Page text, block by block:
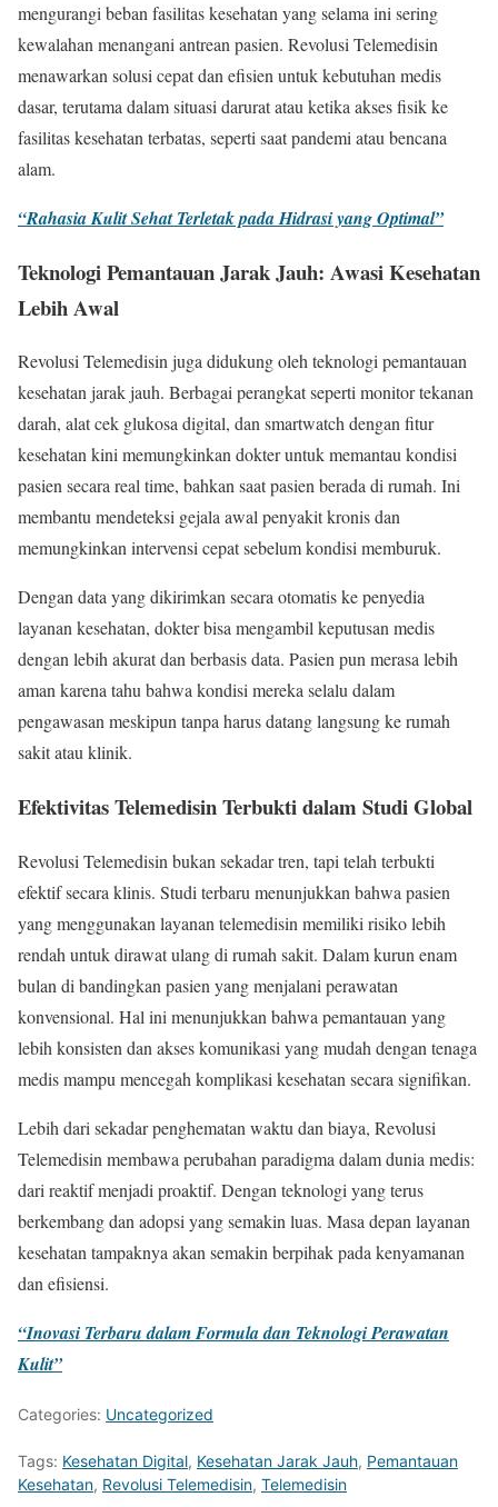
mengurangi beban fasilitas kesehatan yang selama ini sering
kewalahan menangani antrean pasien. Revolusi Telemedisin
menawarkan solusi cepat dan efisien untuk kebutuhan medis
dasar, terutama dalam situasi darurat atau ketika akses fisik ke
fasilitas kesehatan terbatas, seperti saat pandemi atau bencana
alam.
“Rahasia Kulit Sehat Terletak pada Hidrasi yang Optimal”
Teknologi Pemantauan Jarak Jauh: Awasi Kesehatan
Lebih Awal
Revolusi Telemedisin juga didukung oleh teknologi pemantauan
kesehatan jarak jauh. Berbagai perangkat seperti monitor tekanan
darah, alat cek glukosa digital, dan smartwatch dengan fitur
kesehatan kini memungkinkan dokter untuk memantau kondisi
pasien secara real time, bahkan saat pasien berada di rumah. Ini
membantu mendeteksi gejala awal penyakit kronis dan
memungkinkan intervensi cepat sebelum kondisi memburuk.
Dengan data yang dikirimkan secara otomatis ke penyedia
layanan kesehatan, dokter bisa mengambil keputusan medis
dengan lebih akurat dan berbasis data. Pasien pun merasa lebih
aman karena tahu bahwa kondisi mereka selalu dalam
pengawasan meskipun tanpa harus datang langsung ke rumah
sakit atau klinik.
Efektivitas Telemedisin Terbukti dalam Studi Global
Revolusi Telemedisin bukan sekadar tren, tapi telah terbukti
efektif secara klinis. Studi terbaru menunjukkan bahwa pasien
yang menggunakan layanan telemedisin memiliki risiko lebih
rendah untuk dirawat ulang di rumah sakit. Dalam kurun enam
bulan di bandingkan pasien yang menjalani perawatan
konvensional. Hal ini menunjukkan bahwa pemantauan yang
lebih konsisten dan akses komunikasi yang mudah dengan tenaga
medis mampu mencegah komplikasi kesehatan secara signifikan.
Lebih dari sekadar penghematan waktu dan biaya, Revolusi
Telemedisin membawa perubahan paradigma dalam dunia medis:
dari reaktif menjadi proaktif. Dengan teknologi yang terus
berkembang dan adopsi yang semakin luas. Masa depan layanan
kesehatan tampaknya akan semakin berpihak pada kenyamanan
dan efisiensi.
“Inovasi Terbaru dalam Formula dan Teknologi Perawatan
Kulit”
Categories: Uncategorized
Tags: Kesehatan Digital, Kesehatan Jarak Jauh, Pemantauan
Kesehatan, Revolusi Telemedisin, Telemedisin